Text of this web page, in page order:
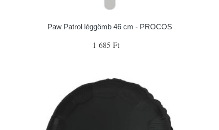
Paw Patrol léggömb 46 cm - PROCOS
1 685 Ft